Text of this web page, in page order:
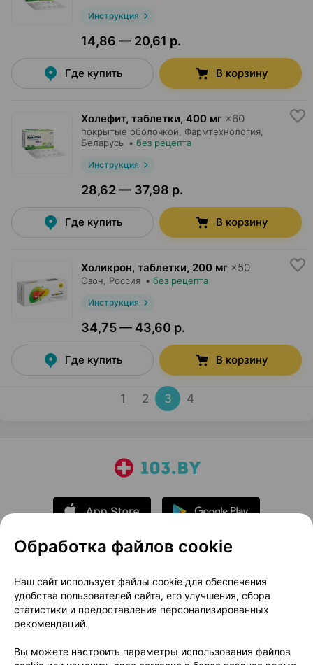
Инструкция
14,86 — 20,61 р.
Где купить В корзину
Холефит, таблетки, 400 мг ×60
покрытые оболочкой, Фармтехнология
Беларусь • без рецепта
Инструкция
28,62 — 37,98 р.
Где купить В корзину
Холикрон, таблетки, 200 мг ×50
Озон , Россия • без рецепта
Инструкция
34,75 — 43,60 р.
Где купить В корзину
1 2 3 4
О проекте
Новости проекта
Размещение рекламы
Медицинский маркетинг
Публичный договор
Доставка
Способы оплаты
Вакансии Партнеры
Обработка файлов cookie
Наш сайт использует файлы cookie для обеспечения
удобства пользователей сайта, его улучшения, сбора
статистики и предоставления персонализированных
рекомендаций.
Вы можете настроить параметры использования файлов